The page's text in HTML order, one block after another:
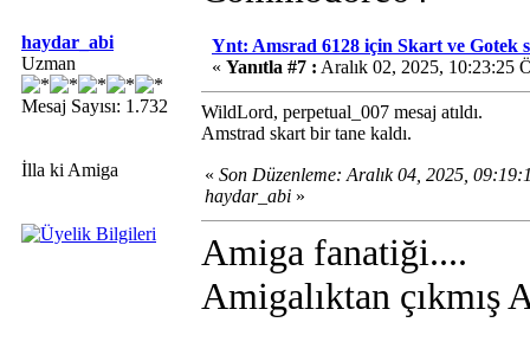
haydar_abi
Uzman
Mesaj Sayısı: 1.732
İlla ki Amiga
Ynt: Amsrad 6128 için Skart ve Gotek
« Yanıtla #7 : Aralık 02, 2025, 10:23:25
WildLord, perpetual_007 mesaj atıldı.
Amstrad skart bir tane kaldı.
« Son Düzenleme: Aralık 04, 2025,
haydar_abi »
Amiga fanatiği....
Amigalıktan çıkmış